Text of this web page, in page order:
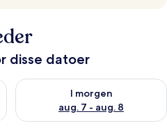
disse datoer
6 - aug. 7
I morgen
aug. 7 - aug. 8
Tjek tilgængelighed for i